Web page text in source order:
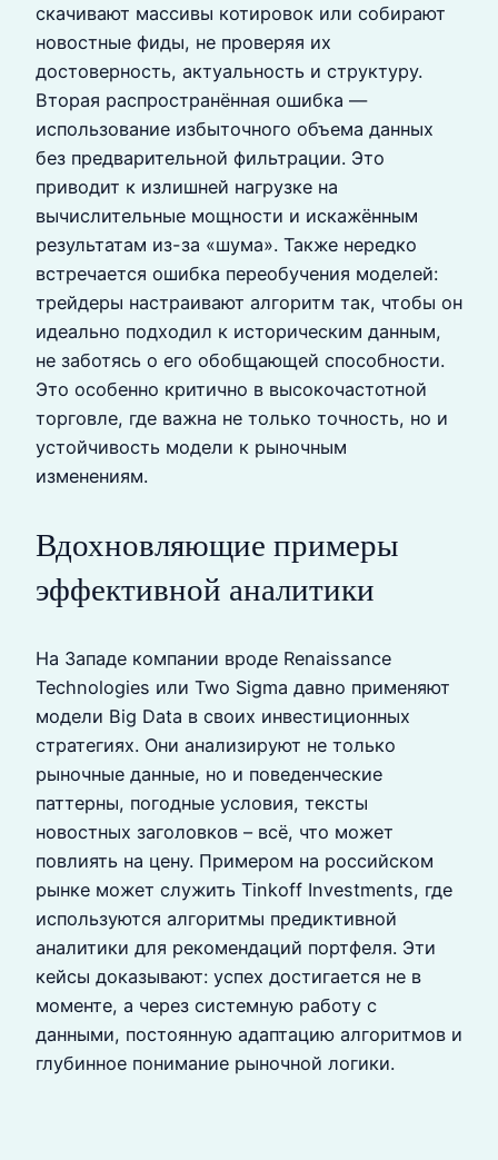
скачивают массивы котировок или собирают
новостные фиды, не проверяя их
достоверность, актуальность и структуру.
Вторая распространённая ошибка —
использование избыточного объема данных
без предварительной фильтрации. Это
приводит к излишней нагрузке на
вычислительные мощности и искажённым
результатам из-за «шума». Также нередко
встречается ошибка переобучения моделей:
трейдеры настраивают алгоритм так, чтобы он
идеально подходил к историческим данным,
не заботясь о его обобщающей способности.
Это особенно критично в высокочастотной
торговле, где важна не только точность, но и
устойчивость модели к рыночным
изменениям.
Вдохновляющие примеры
эффективной аналитики
На Западе компании вроде Renaissance
Technologies или Two Sigma давно применяют
модели Big Data в своих инвестиционных
стратегиях. Они анализируют не только
рыночные данные, но и поведенческие
паттерны, погодные условия, тексты
новостных заголовков – всё, что может
повлиять на цену. Примером на российском
рынке может служить Tinkoff Investments, где
используются алгоритмы предиктивной
аналитики для рекомендаций портфеля. Эти
кейсы доказывают: успех достигается не в
моменте, а через системную работу с
данными, постоянную адаптацию алгоритмов и
глубинное понимание рыночной логики.